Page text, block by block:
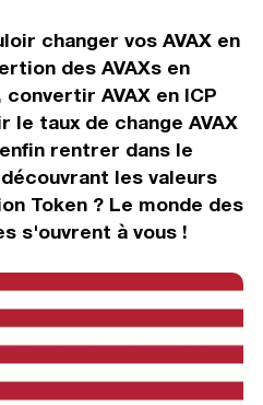
changer vos AVAX en
des AVAXs en
AVAX en ICP
le taux de change AVAX
rentrer dans le
les valeurs
Token ? Le monde des
s'ouvrent à vous !